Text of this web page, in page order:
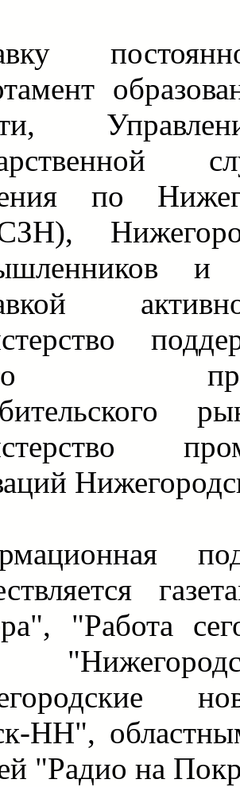
по
и
"Работа
НН",
"Радио на